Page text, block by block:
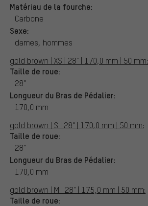
Matériau de la fourche:
Carbone
Sexe:
dames, hommes
gold brown | XS | 28" | 170,0 mm | 50 mm:
Taille de roue:
28"
Longueur du Bras de Pédalier:
170,0 mm
gold brown | S | 28" | 170,0 mm | 50 mm:
Taille de roue:
28"
Longueur du Bras de Pédalier:
170,0 mm
gold brown | M | 28" | 175,0 mm | 50 mm:
Taille de roue: